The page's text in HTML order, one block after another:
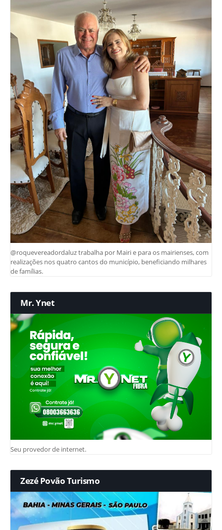
@roquevereadordaluz trabalha por Mairi e para os mairienses, com
realizações nos quatro cantos do município, beneficiando milhares
de famílias.
Mr. Ynet
Seu provedor de internet.
Zezé Povão Turismo